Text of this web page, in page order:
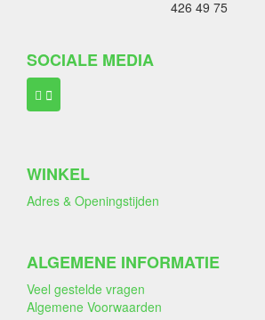
426 49 75
SOCIALE MEDIA
WINKEL
Adres & Openingstijden
ALGEMENE INFORMATIE
Veel gestelde vragen
Algemene Voorwaarden